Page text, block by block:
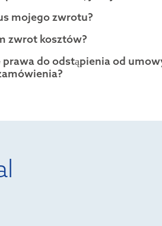
mojego zwrotu?
zwrot kosztów?
prawa do odstąpienia od